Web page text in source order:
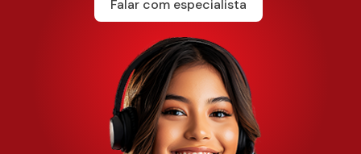
Falar com especialista